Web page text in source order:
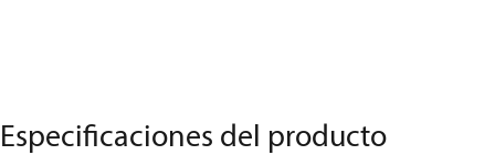
Especificaciones del producto